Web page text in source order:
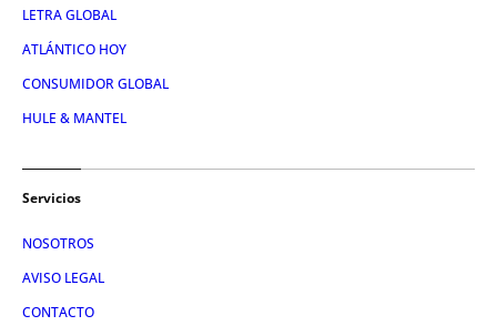
LETRA GLOBAL
ATLÁNTICO HOY
CONSUMIDOR GLOBAL
HULE & MANTEL
Servicios
NOSOTROS
AVISO LEGAL
CONTACTO